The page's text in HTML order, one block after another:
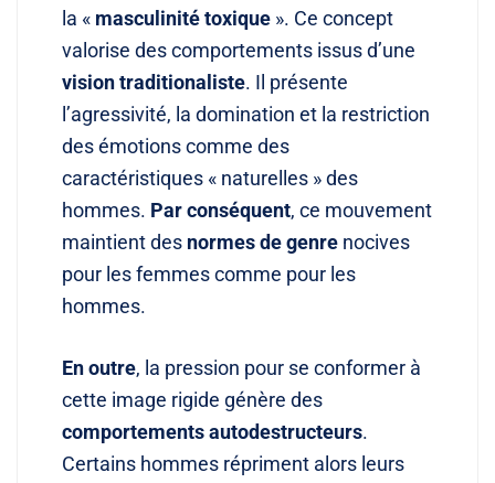
la « masculinité toxique ». Ce concept
valorise des comportements issus d’une
vision traditionaliste. Il présente
l’agressivité, la domination et la restriction
des émotions comme des
caractéristiques « naturelles » des
hommes. Par conséquent, ce mouvement
maintient des normes de genre nocives
pour les femmes comme pour les
hommes.
En outre, la pression pour se conformer à
cette image rigide génère des
comportements autodestructeurs.
Certains hommes répriment alors leurs